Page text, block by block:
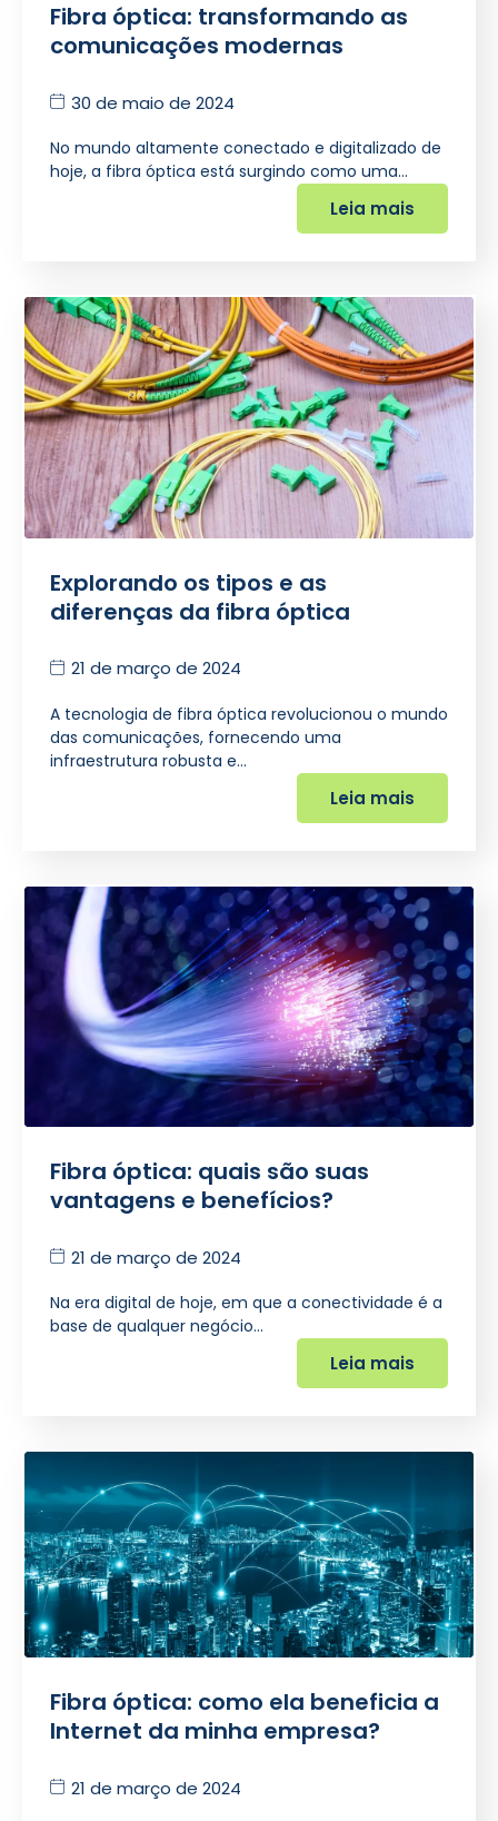
Fibra óptica: transformando as
comunicações modernas
30 de maio de 2024
No mundo altamente conectado e digitalizado de
hoje, a fibra óptica está surgindo como uma…
Leia mais
Explorando os tipos e as
diferenças da fibra óptica
21 de março de 2024
A tecnologia de fibra óptica revolucionou o mundo
das comunicações, fornecendo uma
infraestrutura robusta e…
Leia mais
Fibra óptica: quais são suas
vantagens e benefícios?
21 de março de 2024
Na era digital de hoje, em que a conectividade é a
base de qualquer negócio…
Leia mais
Fibra óptica: como ela beneficia a
Internet da minha empresa?
21 de março de 2024